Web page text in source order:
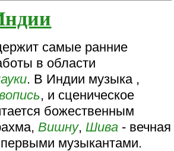
самые ранние
в области
. В Индии музыка ,
, и сценическое
божественным
Вишну, Шива - вечная
музыкантами.